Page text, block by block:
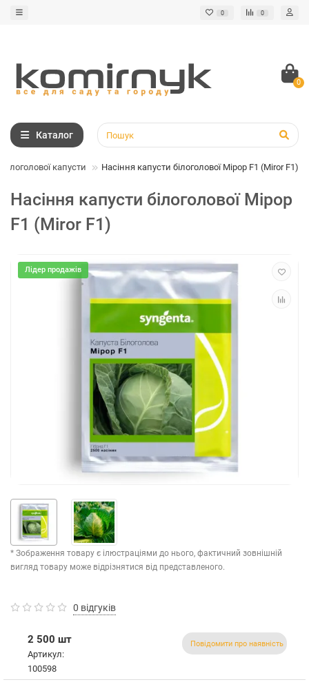
0 0
0
Каталог
капусти Насіння капусти білоголової Мірор F1 (Miror F1)
Насіння капусти білоголової Мірор
F1 (Miror F1)
Лідер продажів
* Зображення товару є ілюстраціями до нього, фактичний зовнішній
вигляд товару може відрізнятися від представленого.
0 відгуків
2 500 шт
Артикул:
100598
Повідомити про наявність